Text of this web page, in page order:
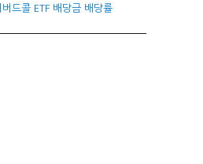
드콜 ETF 배당금 배당률